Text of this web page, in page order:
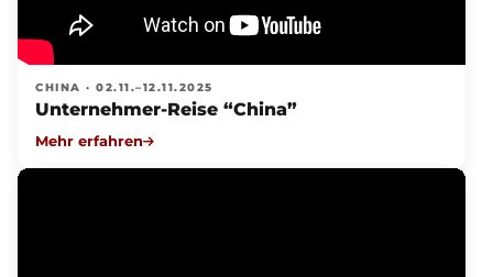
CHINA · 02.11.–12.11.2025
Unternehmer-Reise “China”
Mehr erfahren